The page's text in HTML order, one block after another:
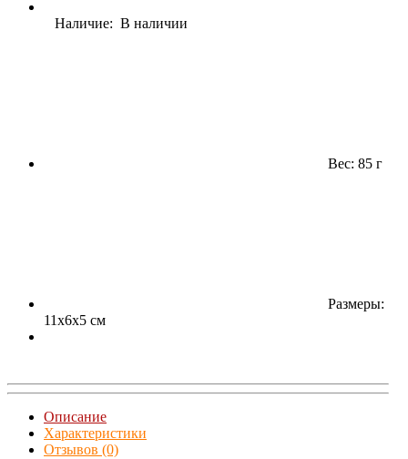
Наличие: В наличии
Вес: 85 г
Размеры:
11x6x5 см
Описание
Характеристики
Отзывов (0)